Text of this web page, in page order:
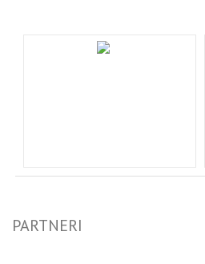
PARTNERI